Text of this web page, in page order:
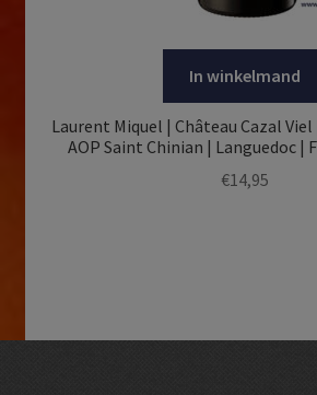
In winkelmand
Laurent Miquel | Château Cazal Viel
AOP Saint Chinian | Languedoc |
€14,95